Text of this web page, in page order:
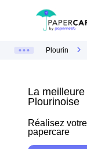
Plourin
La
Plourinoise
Réalisez
papercare